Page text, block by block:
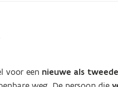
voor een nieuwe als